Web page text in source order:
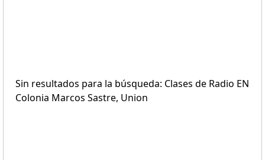
Sin resultados para la búsqueda: Clases de Radio EN
Colonia Marcos Sastre, Union